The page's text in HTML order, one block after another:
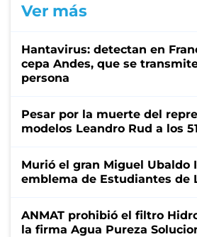
Ver más
Hantavirus: detectan en
cepa Andes, que se
persona
Pesar por la muerte del
modelos Leandro Rud a los
Murió el gran Miguel Ubaldo
emblema de Estudiantes de
ANMAT prohibió el filtro
la firma Agua Pureza